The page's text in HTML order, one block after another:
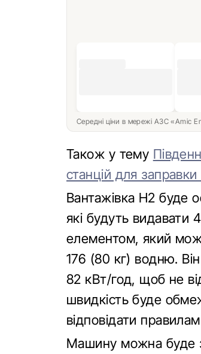
Середні ціни в мережі АЗС «Amic
Також у тему
станцій для
Вантажівка H2 буде
які будуть
елементом, який
176 (80 кг) водню.
82 кВт/год, щоб не
швидкість буде
відповідати
Машину можна буде